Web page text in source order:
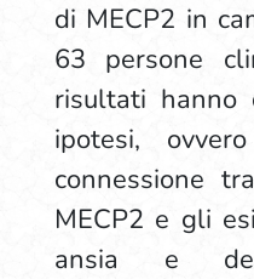
di MECP2 in
63 persone
risultati hanno
ipotesi,
connessione
MECP2 e gli
ansia e